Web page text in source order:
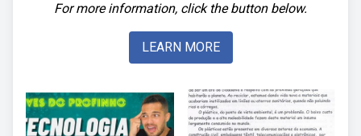
For more information, click the button below.
LEARN MORE